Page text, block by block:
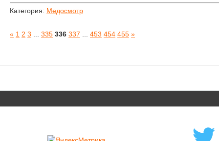
Категория: Медосмотр
« 1 2 3 335 336 337 453 454 455 »